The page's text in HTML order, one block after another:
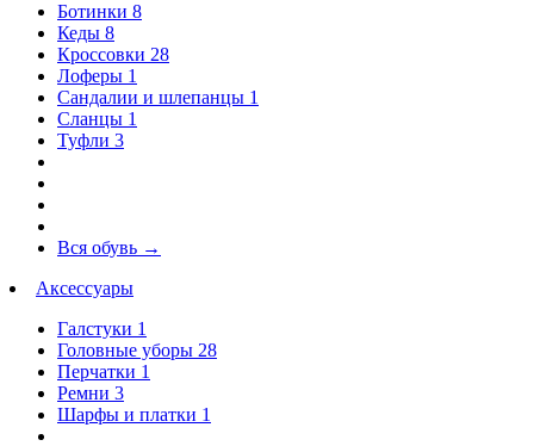
Ботинки 8
Кеды 8
Кроссовки 28
Лоферы 1
Сандалии и шлепанцы 1
Сланцы 1
Туфли 3
Вся обувь →
Аксессуары
Галстуки 1
Головные уборы 28
Перчатки 1
Ремни 3
Шарфы и платки 1